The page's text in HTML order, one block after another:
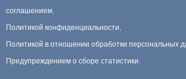
соглашением,
Политикой конфиденциальности,
Политикой в отношении обработки персональных
Предупреждением о сборе статистики.